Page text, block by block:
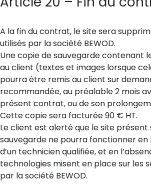
A la fin du contrat, le site sera
utilisés par la société BEWOD.
Une copie de sauvegarde contenant
au client (textes et images lorsque
pourra être remis au client sur
recommandée, au préalable 2 mois
présent contrat, ou de son
Cette copie sera facturée 90 € HT.
Le client est alerté que le site
sauvegarde ne pourra fonctionner en
d’un technicien qualifiée, et en
technologies misent en place sur les
par la société BEWOD.